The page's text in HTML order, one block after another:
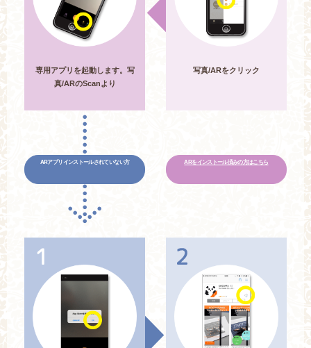
写真/ARをクリック
専用アプリを起動します。写
真/ARのScanより
ARアプリインストールされていない方 ARをインストール済みの方はこちら